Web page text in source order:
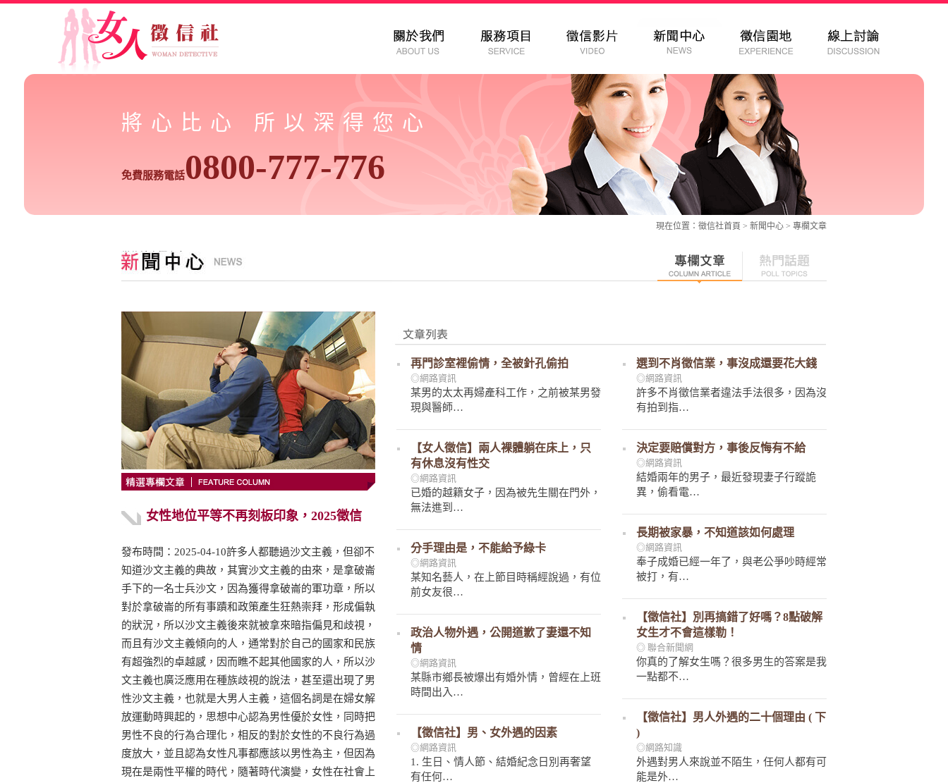
將心比心 所以深得您心
免費服務電話0800-777-776
現在位置： 徵信社首頁 > 新聞中心 > 專欄文章
徵信社專欄文章
女性地位平等不再刻板印象，2025徵信
發布時間：2025-04-10許多人都聽過沙文主義，但卻不
知道沙文主義的典故，其實沙文主義的由來，是拿破崙
手下的一名士兵沙文，因為獲得拿破崙的軍功章，所以
對於拿破崙的所有事蹟和政策產生狂熱崇拜，形成偏執
的狀況，所以沙文主義後來就被拿來暗指偏見和歧視，
而且有沙文主義傾向的人，通常對於自己的國家和民族
有超強烈的卓越感，因而瞧不起其他國家的人，所以沙
文主義也廣泛應用在種族歧視的說法，甚至還出現了男
性沙文主義，也就是大男人主義，這個名詞是在婦女解
放運動時興起的，思想中心認為男性優於女性，同時把
男性不良的行為合理化，相反的對於女性的不良行為過
度放大，並且認為女性凡事都應該以男性為主，但因為
現在是兩性平權的時代，隨著時代演變，女性在社會上
再門診室裡偷情，全被針孔偷拍
◎網路資訊
某男的太太再婦產科工作，之前被某男發
現與醫師…
【女人徵信】兩人裸體躺在床上，只
有休息沒有性交
◎網路資訊
已婚的越籍女子，因為被先生關在門外，
無法進到…
分手理由是，不能給予綠卡
◎網路資訊
某知名藝人，在上節目時稱經說過，有位
前女友很…
政治人物外遇，公開道歉了妻還不知
情
◎網路資訊
某縣市鄉長被爆出有婚外情，曾經在上班
時間出入…
【徵信社】男、女外遇的因素
◎網路資訊
1. 生日、情人節、結婚紀念日別再奢望
有任何…
選到不肖徵信業，事沒成還要花大錢
◎網路資訊
許多不肖徵信業者違法手法很多，因為沒
有拍到指…
決定要賠償對方，事後反悔有不給
◎網路資訊
結婚兩年的男子，最近發現妻子行蹤詭
異，偷看電…
長期被家暴，不知道該如何處理
◎網路資訊
奉子成婚已經一年了，與老公爭吵時經常
被打，有…
【徵信社】別再搞錯了好嗎？8點破解
女生才不會這樣勒！
◎ 聯合新聞網
你真的了解女生嗎？很多男生的答案是我
一點都不…
【徵信社】男人外遇的二十個理由 ( 下
)
◎網路知識
外遇對男人來說並不陌生，任何人都有可
能是外…